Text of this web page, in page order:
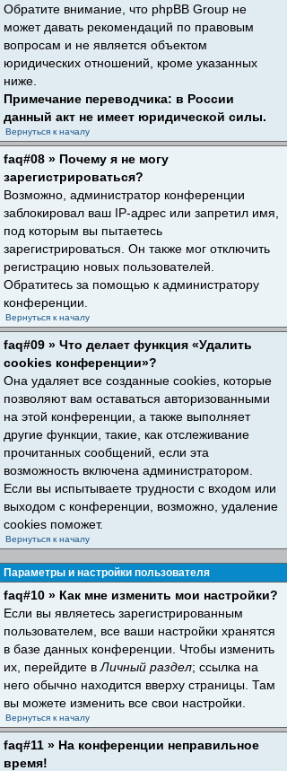
Обратите внимание, что phpBB Group не
может давать рекомендаций по правовым
вопросам и не является объектом
юридических отношений, кроме указанных
ниже.
Примечание переводчика: в России
данный акт не имеет юридической силы.
Вернуться к началу
faq#08 » Почему я не могу
зарегистрироваться?
Возможно, администратор конференции
заблокировал ваш IP-адрес или запретил имя,
под которым вы пытаетесь
зарегистрироваться. Он также мог отключить
регистрацию новых пользователей.
Обратитесь за помощью к администратору
конференции.
Вернуться к началу
faq#09 » Что делает функция «Удалить
cookies конференции»?
Она удаляет все созданные cookies, которые
позволяют вам оставаться авторизованными
на этой конференции, а также выполняет
другие функции, такие, как отслеживание
прочитанных сообщений, если эта
возможность включена администратором.
Если вы испытываете трудности с входом или
выходом с конференции, возможно, удаление
cookies поможет.
Вернуться к началу
Параметры и настройки пользователя
faq#10 » Как мне изменить мои настройки?
Если вы являетесь зарегистрированным
пользователем, все ваши настройки хранятся
в базе данных конференции. Чтобы изменить
их, перейдите в Личный раздел; ссылка на
него обычно находится вверху страницы. Там
вы можете изменить все свои настройки.
Вернуться к началу
faq#11 » На конференции неправильное
время!